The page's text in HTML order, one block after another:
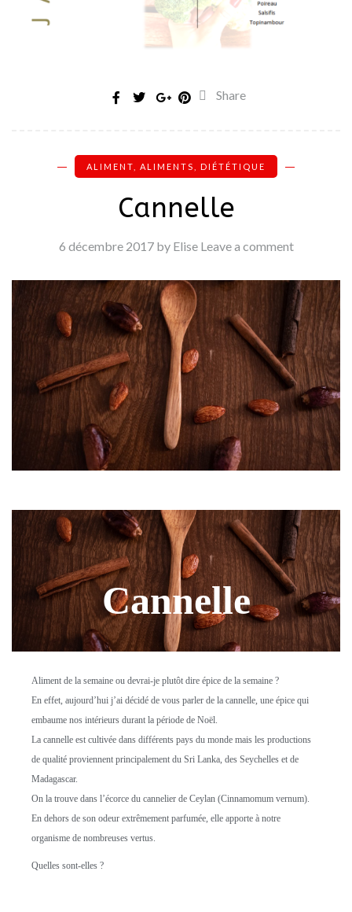
Share
ALIMENT ALIMENTS DIÉTÉTIQUE
Cannelle
6 décembre 2017 by Elise Leave a comment
Cannelle
Aliment de la semaine ou devrai-je plutôt dire épice de la semaine ?
En effet, aujourd’hui j’ai décidé de vous parler de la cannelle, une épice qui
embaume nos intérieurs durant la période de Noël.
La cannelle est cultivée dans différents pays du monde mais les productions
de qualité proviennent principalement du Sri Lanka, des Seychelles et de
Madagascar.
On la trouve dans l’écorce du cannelier de Ceylan (Cinnamomum vernum).
En dehors de son odeur extrêmement parfumée, elle apporte à notre
organisme de nombreuses vertus.
Quelles sont-elles ?